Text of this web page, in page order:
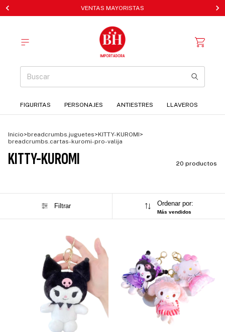
VENTAS MAYORISTAS
FIGURITAS PERSONAJES ANTIESTRES LLAVEROS
Inicio>breadcrumbs.juguetes>KITTY-KUROMI>
breadcrumbs.cartas-kuromi-pro-valija
KITTY-KUROMI 20 productos
Filtrar Ordenar por:
Más vendidos